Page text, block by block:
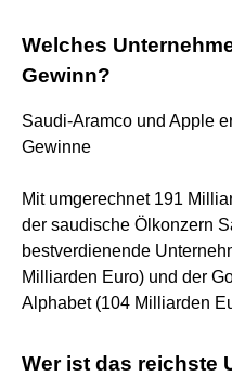
Welches
Gewinn?
Saudi-Aramco und Apple
Gewinne
Mit umgerechnet 191
der saudische Ölkonzern
bestverdienende
Milliarden Euro) und der
Alphabet (104 Milliarden
Wer ist das reichste